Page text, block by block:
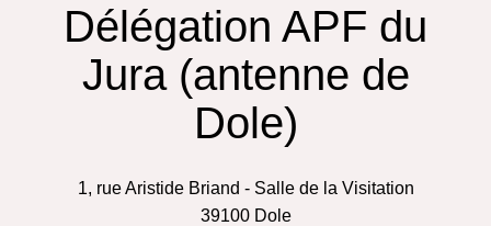
Délégation APF du
Jura (antenne de
Dole)
1, rue Aristide Briand - Salle de la Visitation
39100 Dole